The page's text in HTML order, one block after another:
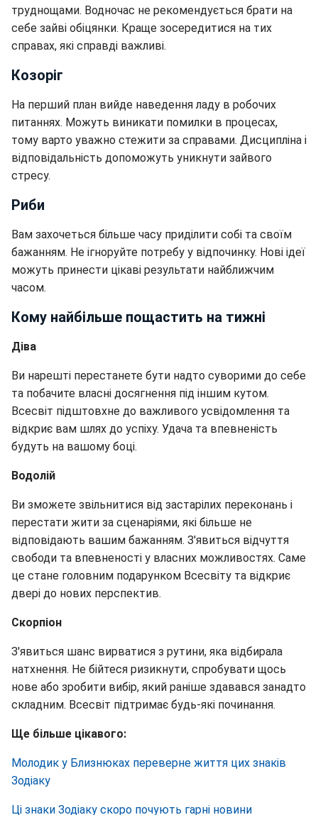
труднощами. Водночас не рекомендується брати на
себе зайві обіцянки. Краще зосередитися на тих
справах, які справді важливі.
Козоріг
На перший план вийде наведення ладу в робочих
питаннях. Можуть виникати помилки в процесах,
тому варто уважно стежити за справами. Дисципліна і
відповідальність допоможуть уникнути зайвого
стресу.
Риби
Вам захочеться більше часу приділити собі та своїм
бажанням. Не ігноруйте потребу у відпочинку. Нові ідеї
можуть принести цікаві результати найближчим
часом.
Кому найбільше пощастить на тижні
Діва
Ви нарешті перестанете бути надто суворими до себе
та побачите власні досягнення під іншим кутом.
Всесвіт підштовхне до важливого усвідомлення та
відкриє вам шлях до успіху. Удача та впевненість
будуть на вашому боці.
Водолій
Ви зможете звільнитися від застарілих переконань і
перестати жити за сценаріями, які більше не
відповідають вашим бажанням. З'явиться відчуття
свободи та впевненості у власних можливостях. Саме
це стане головним подарунком Всесвіту та відкриє
двері до нових перспектив.
Скорпіон
З'явиться шанс вирватися з рутини, яка відбирала
натхнення. Не бійтеся ризикнути, спробувати щось
нове або зробити вибір, який раніше здавався занадто
складним. Всесвіт підтримає будь-які починання.
Ще більше цікавого:
Молодик у Близнюках переверне життя цих знаків
Зодіаку
Ці знаки Зодіаку скоро почують гарні новини